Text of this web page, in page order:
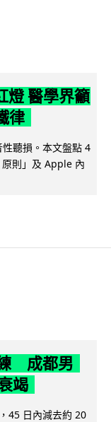
燈 醫學界籲
律
聽損。本文盤點 4
則」及 Apple 內
成都男
竭
45 日內減去約 20